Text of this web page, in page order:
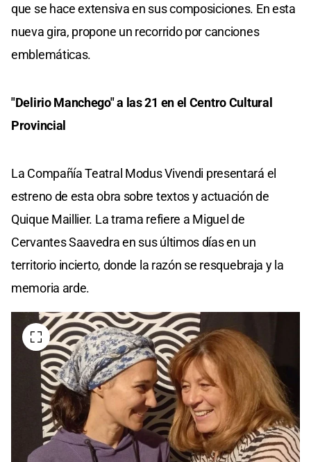
que se hace extensiva en sus composiciones. En esta
nueva gira, propone un recorrido por canciones
emblemáticas.
"Delirio Manchego" a las 21 en el Centro Cultural
Provincial
La Compañía Teatral Modus Vivendi presentará el
estreno de esta obra sobre textos y actuación de
Quique Maillier. La trama refiere a Miguel de
Cervantes Saavedra en sus últimos días en un
territorio incierto, donde la razón se resquebraja y la
memoria arde.